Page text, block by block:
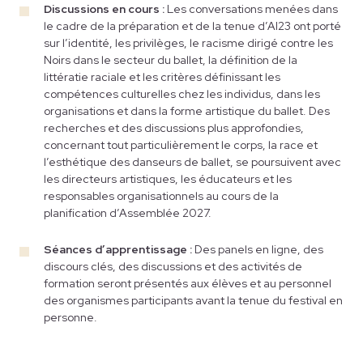
renom et, par l’entremise de Creative Lab, avec leurs pairs.
Discussions en cours : Les conversations menées dans
le cadre de la préparation et de la tenue d’AI23 ont porté
sur l’identité, les privilèges, le racisme dirigé contre les
Noirs dans le secteur du ballet, la définition de la
littératie raciale et les critères définissant les
compétences culturelles chez les individus, dans les
organisations et dans la forme artistique du ballet. Des
recherches et des discussions plus approfondies,
concernant tout particulièrement le corps, la race et
l’esthétique des danseurs de ballet, se poursuivent avec
les directeurs artistiques, les éducateurs et les
responsables organisationnels au cours de la
planification d’Assemblée 2027.
Séances d’apprentissage : Des panels en ligne, des
discours clés, des discussions et des activités de
formation seront présentés aux élèves et au personnel
des organismes participants avant la tenue du festival en
personne.